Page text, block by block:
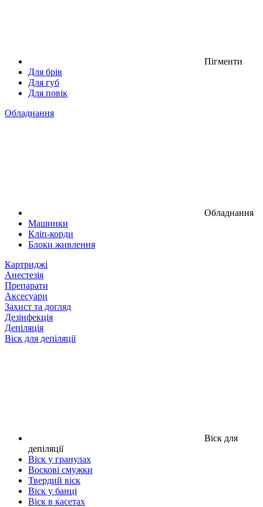
Пігменти
Для брів
Для губ
Для повік
Обладнання
Обладнання
Машинки
Кліп-корди
Блоки живлення
Картриджі
Анестезія
Препарати
Аксесуари
Захист та догляд
Дезінфекція
Депіляція
Віск для депіляції
Віск для
депіляції
Віск у гранулах
Воскові смужки
Твердий віск
Віск у банці
Віск в касетах